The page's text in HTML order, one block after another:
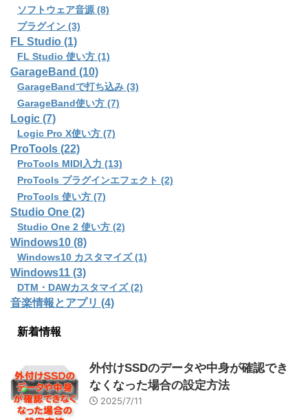
ソフトウェア音源 (8)
プラグイン (3)
FL Studio (1)
FL Studio 使い方 (1)
GarageBand (10)
GarageBandで打ち込み (3)
GarageBand使い方 (7)
Logic (7)
Logic Pro X使い方 (7)
ProTools (22)
ProTools MIDI入力 (13)
ProTools プラグインエフェクト (2)
ProTools 使い方 (7)
Studio One (2)
Studio One 2 使い方 (2)
Windows10 (8)
Windows10 カスタマイズ (1)
Windows11 (3)
DTM・DAWカスタマイズ (2)
音楽情報とアプリ (4)
新着情報
外付けSSDのデータや中身が確認でき
なくなった場合の設定方法
2025/7/11